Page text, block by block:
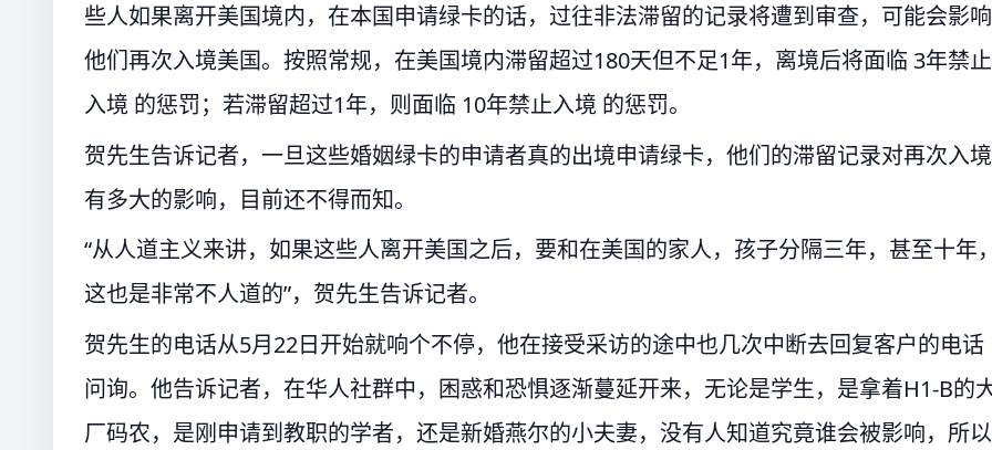
些人如果离开美国境内，在本国申请绿卡的话，过往非法滞留的记录将遭到审查，可能会影响
他们再次入境美国。按照常规，在美国境内滞留超过180天但不足1年，离境后将面临 3年禁止
入境 的惩罚；若滞留超过1年，则面临 10年禁止入境 的惩罚。
贺先生告诉记者，一旦这些婚姻绿卡的申请者真的出境申请绿卡，他们的滞留记录对再次入境
有多大的影响，目前还不得而知。
“从人道主义来讲，如果这些人离开美国之后，要和在美国的家人，孩子分隔三年，甚至十年
这也是非常不人道的”，贺先生告诉记者。
贺先生的电话从5月22日开始就响个不停，他在接受采访的途中也几次中断去回复客户的电话
问询。他告诉记者，在华人社群中，困惑和恐惧逐渐蔓延开来，无论是学生，是拿着H1-B的
厂码农，是刚申请到教职的学者，还是新婚燕尔的小夫妻，没有人知道究竟谁会被影响，所以